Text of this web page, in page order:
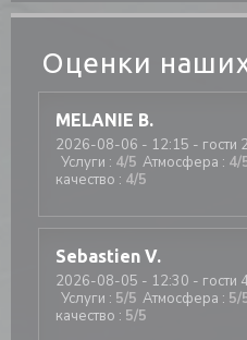
Оценки
MELANIE B
2026-08-06 - 12:15 - гости 2
Услуги : 4/5 Атмосфера : 4/
качество : 4/5
Sebastien V
2026-08-05 - 12:30 - гости 4
Услуги : 5/5 Атмосфера : 5/
качество : 5/5